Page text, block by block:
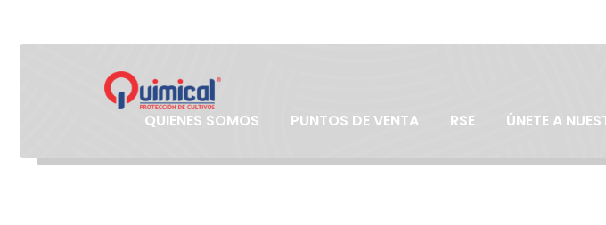
QUIENES SOMOS PUNTOS DE VENTA RSE ÚNETE A